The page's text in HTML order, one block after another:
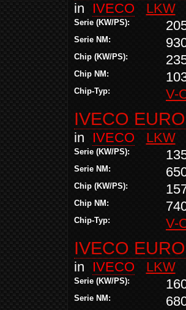
in IVECO LKW
Serie (KW/PS):
Serie NM:
Chip (KW/PS):
Chip NM:
Chip-Typ: V-
IVECO
in IVECO LKW
Serie (KW/PS):
Serie NM:
Chip (KW/PS):
Chip NM:
Chip-Typ: V-
IVECO
in IVECO LKW
Serie (KW/PS):
Serie NM: